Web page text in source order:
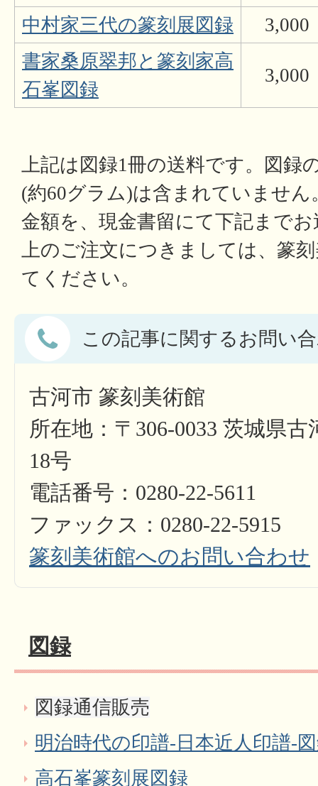
中村家三代の篆刻展図録
3,000
書家桑原翠邦と篆刻家高
石峯図録
3,000
上記は図録1冊の送料です。図録
(約60グラム)は含まれていません
金額を、現金書留にて下記まで
上のご注文につきましては、篆
てください。
この記事に関するお問い
古河市 篆刻美術館
所在地：〒306-0033 茨城県
18号
電話番号：0280-22-5611
ファックス：0280-22-5915
篆刻美術館へのお問い合わせ
図録
図録通信販売
明治時代の印譜-日本近人印譜-
高石峯篆刻展図録